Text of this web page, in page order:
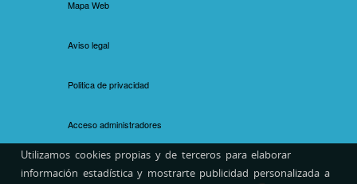
Mapa Web
Aviso legal
Politica de privacidad
Acceso administradores
Utilizamos cookies propias y de terceros para elaborar
información estadística y mostrarte publicidad personalizada a